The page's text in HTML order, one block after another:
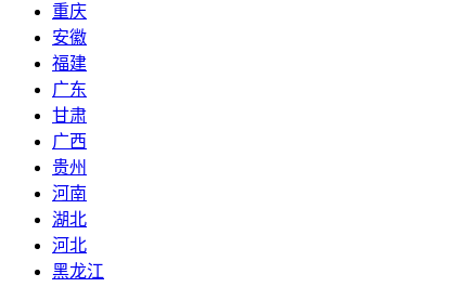
重庆
安徽
福建
广东
甘肃
广西
贵州
河南
湖北
河北
黑龙江